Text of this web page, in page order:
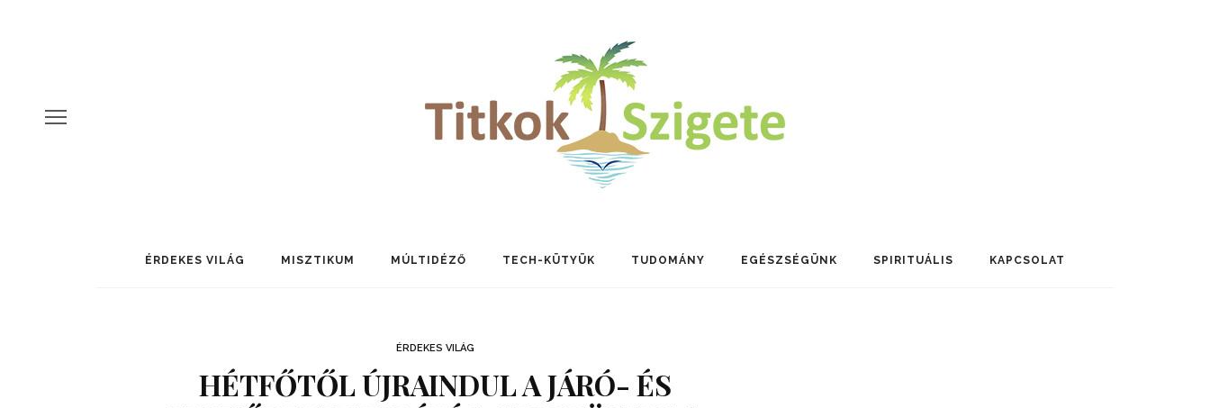
ÉRDEKES VILÁG MISZTIKUM MÚLTIDÉZŐ TECH-KÜTYÜK TUDOMÁNY EGÉSZSÉGÜNK SPIRITUÁLIS KAPCSOLAT
ÉRDEKES VILÁG
HÉTFŐTŐL ÚJRAINDUL A JÁRÓ- ÉS